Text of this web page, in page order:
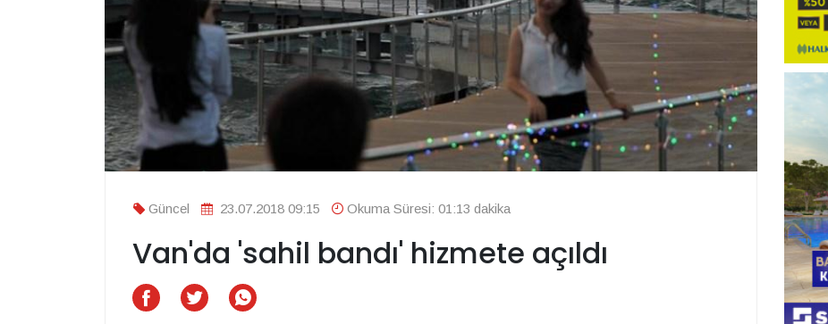
Güncel 23.07.2018 09:15 Okuma Süresi: 01:13 dakika
Van'da 'sahil bandı' hizmete açıldı